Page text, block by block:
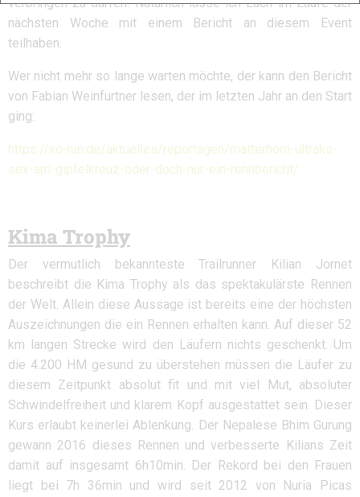
nächsten Woche mit einem Bericht an diesem Event
teilhaben.
Wer nicht mehr so lange warten möchte, der kann den Bericht
von Fabian Weinfurtner lesen, der im letzten Jahr an den Start
ging:
https://xc-run.de/aktuelles/reportagen/matterhorn-ultraks-
sex-am-gipfelkreuz-oder-doch-nur-ein-rennbericht/
Kima Trophy
Der vermutlich bekannteste Trailrunner Kilian Jornet
beschreibt die Kima Trophy als das spektakulärste Rennen
der Welt. Allein diese Aussage ist bereits eine der höchsten
Auszeichnungen die ein Rennen erhalten kann. Auf dieser 52
km langen Strecke wird den Läufern nichts geschenkt. Um
die 4.200 HM gesund zu überstehen müssen die Läufer zu
diesem Zeitpunkt absolut fit und mit viel Mut, absoluter
Schwindelfreiheit und klarem Kopf ausgestattet sein. Dieser
Kurs erlaubt keinerlei Ablenkung. Der Nepalese Bhim Gurung
gewann 2016 dieses Rennen und verbesserte Kilians Zeit
damit auf insgesamt 6h10min. Der Rekord bei den Frauen
liegt bei 7h 36min und wird seit 2012 von Nuria Picas